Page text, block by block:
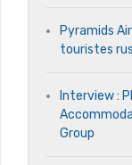
Pyramids
touristes
Interview :
Group